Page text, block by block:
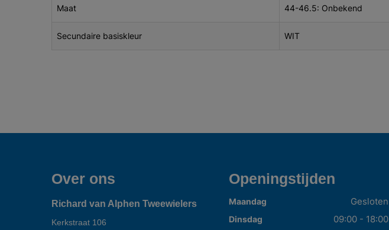
Maat 44-46.5: Onbekend
Secundaire basiskleur WIT
Over ons
Richard van Alphen Tweewielers
Kerkstraat 106
Openingstijden
Maandag Gesloten
Dinsdag 09:00 - 18:00